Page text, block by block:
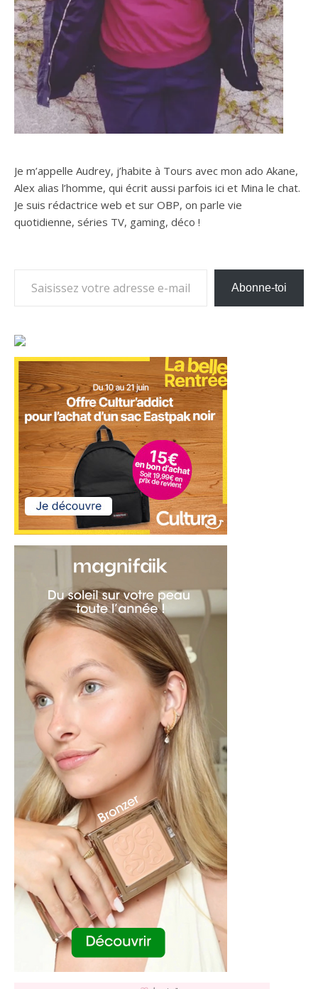
Je m’appelle Audrey, j’habite à Tours avec mon ado Akane,
Alex alias l’homme, qui écrit aussi parfois ici et Mina le chat.
Je suis rédactrice web et sur OBP, on parle vie
quotidienne, séries TV, gaming, déco !
Abonne-toi